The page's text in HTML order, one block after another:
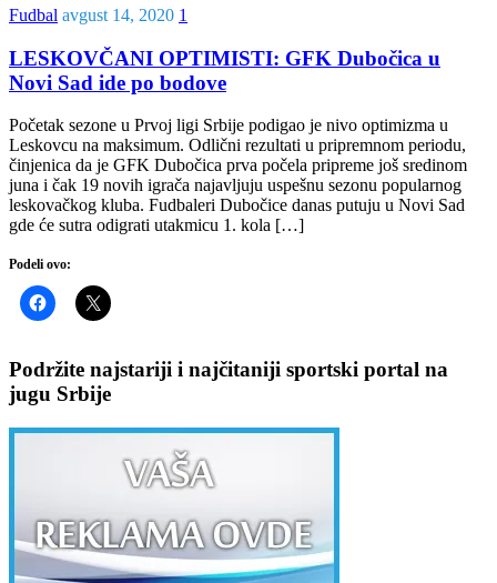
Fudbal avgust 14, 2020 1
LESKOVČANI OPTIMISTI: GFK Dubočica u
Novi Sad ide po bodove
Početak sezone u Prvoj ligi Srbije podigao je nivo optimizma u
Leskovcu na maksimum. Odlični rezultati u pripremnom periodu,
činjenica da je GFK Dubočica prva počela pripreme još sredinom
juna i čak 19 novih igrača najavljuju uspešnu sezonu popularnog
leskovačkog kluba. Fudbaleri Dubočice danas putuju u Novi Sad
gde će sutra odigrati utakmicu 1. kola […]
Podeli ovo:
Podržite najstariji i najčitaniji sportski portal na
jugu Srbije